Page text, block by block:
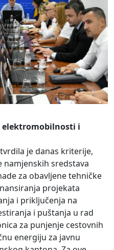
elektromobilnosti i
je danas kriterije,
namjenskih sredstava
za obavljene tehničke
projekata
i priključenja na
i puštanja u rad
za punjenje cestovnih
energiju za javnu